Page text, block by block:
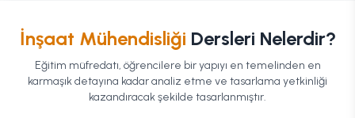
İnşaat Mühendisliği Dersleri Nelerdir?
Eğitim müfredatı, öğrencilere bir yapıyı en temelinden en
karmaşık detayına kadar analiz etme ve tasarlama yetkinliği
kazandıracak şekilde tasarlanmıştır.